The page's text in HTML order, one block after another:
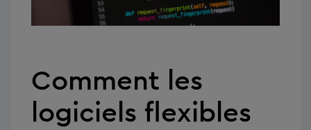
Comment les
logiciels flexibles